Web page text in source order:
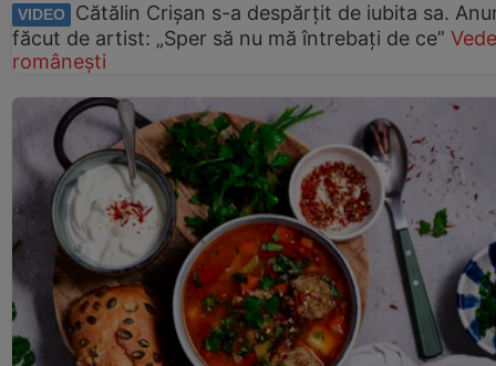
VIDEO
Cătălin Crișan s-a despărțit de iubita sa.
făcut de artist: „Sper să nu mă întrebați de ce”
românești